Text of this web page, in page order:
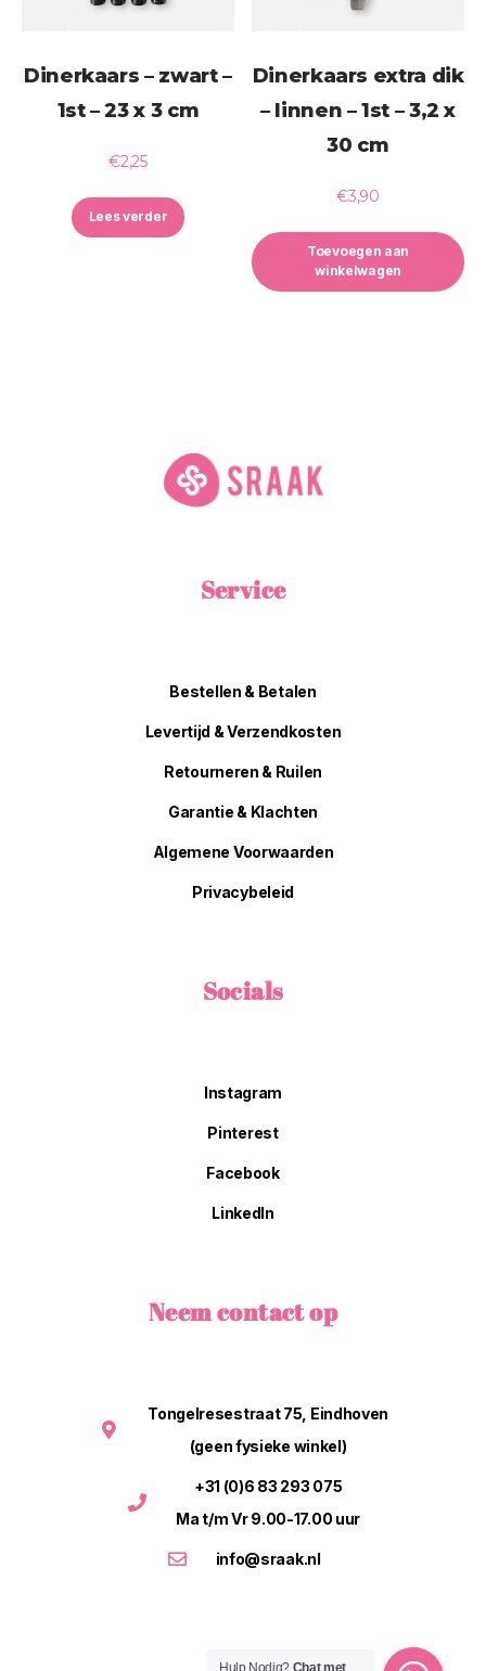
Dinerkaars – zwart –
1st – 23 x 3 cm
€2,25
Lees verder
Dinerkaars extra dik
– linnen – 1st – 3,2 x
30 cm
€3,90
Toevoegen aan
winkelwagen
Service
Bestellen & Betalen
Levertijd & Verzendkosten
Retourneren & Ruilen
Garantie & Klachten
Algemene Voorwaarden
Privacybeleid
Socials
Instagram
Pinterest
Facebook
LinkedIn
Neem contact op
Tongelresestraat 75, Eindhoven
(geen fysieke winkel)
+31 (0)6 83 293 075
Ma t/m Vr 9.00-17.00 uur
info@sraak.nl
Hulp Nodig? Chat met